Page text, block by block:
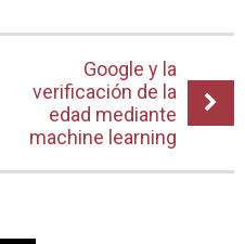
Google y la
verificación de la
edad mediante
machine learning